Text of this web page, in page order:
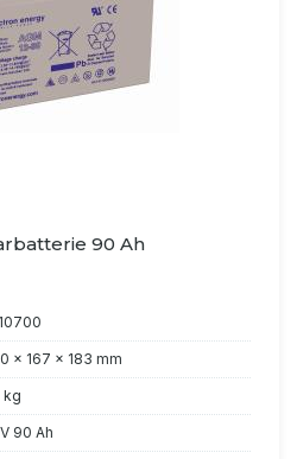
90 Ah
x 167 x 183 mm
kg
90 Ah